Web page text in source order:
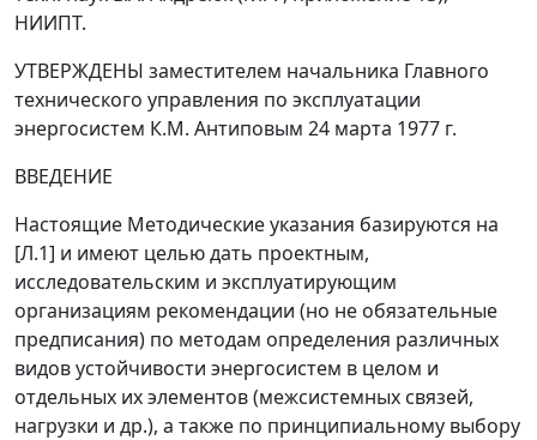
НИИПТ.
УТВЕРЖДЕНЫ заместителем начальника Главного
технического управления по эксплуатации
энергосистем К.М. Антиповым 24 марта 1977 г.
ВВЕДЕНИЕ
Настоящие Методические указания базируются на
[Л.1] и имеют целью дать проектным,
исследовательским и эксплуатирующим
организациям рекомендации (но не обязательные
предписания) по методам определения различных
видов устойчивости энергосистем в целом и
отдельных их элементов (межсистемных связей,
нагрузки и др.), а также по принципиальному выбору